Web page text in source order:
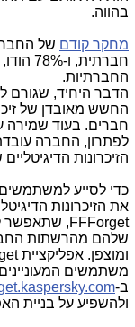
בהווה.
מחקר קודם של
החברתיות.
הדבר היחיד, שגורם
החשש מאובדן של
חברים. בעוד שמירה
לפתרון, החברה
הזיכרונות
כדי לסייע
את הזיכרונות
FFForget, שתאפשר
שלהם מהרשתות
ומוצפן. אפליקציית
משתמשים
ב-
ולהשפיע על בניית